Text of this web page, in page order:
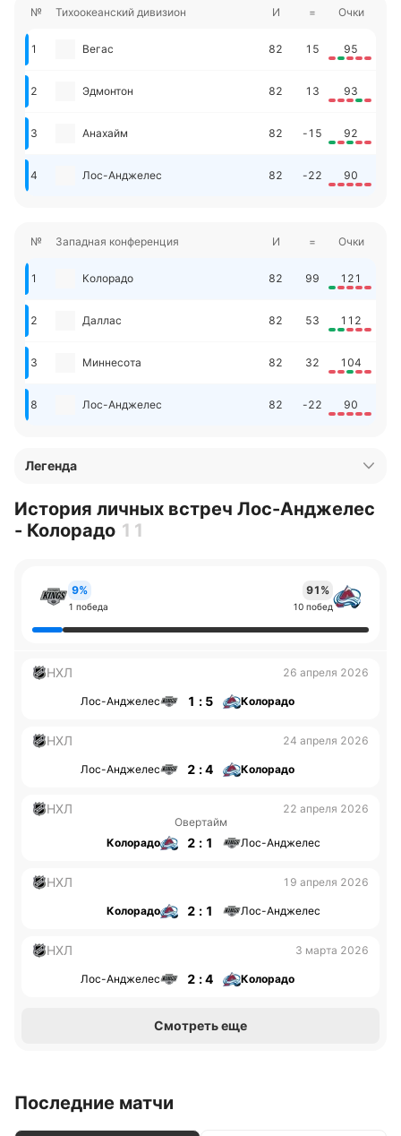
№ Тихоокеанский дивизион И = Очки
1 Вегас 82 15 95
2 Эдмонтон 82 13 93
3 Анахайм 82 -15 92
4 Лос-Анджелес 82 -22 90
№ Западная конференция И = Очки
1 Колорадо 82 99 121
2 Даллас 82 53 112
3 Миннесота 82 32 104
8 Лос-Анджелес 82 -22 90
Легенда
История личных встреч Лос-Анджелес
- Колорадо 11
9%
1 победа
91%
10 побед
НХЛ 26 апреля 2026
Лос-Анджелес 1 : 5 Колорадо
НХЛ 24 апреля 2026
Лос-Анджелес 2 : 4 Колорадо
НХЛ
Овертайм
22 апреля 2026
Колорадо 2 : 1 Лос-Анджелес
НХЛ 19 апреля 2026
Колорадо 2 : 1 Лос-Анджелес
НХЛ 3 марта 2026
Лос-Анджелес 2 : 4 Колорадо
Смотреть еще
Последние матчи